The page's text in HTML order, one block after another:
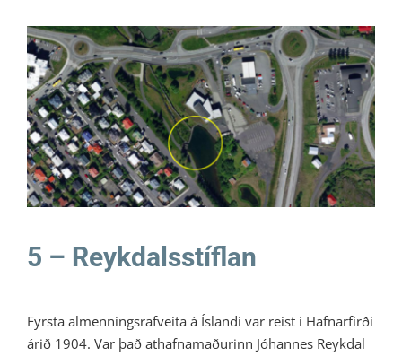
5 – Reykdalsstíflan
Litli Ratleikur 2021
5 – Reykdalsstíflan
Fyrsta almenningsrafveita á Íslandi var reist í Hafnarfirði
árið 1904. Var það athafnamaðurinn Jóhannes Reykdal